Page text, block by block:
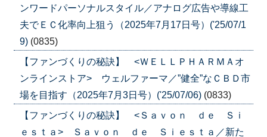
ンワードパーソナルスタイル／アナログ広告や導線工
夫でＥＣ化率向上狙う（2025年7月17日号）('25/07/1
9) (0835)
【ファンづくりの秘訣】 <ＷＥＬＬＰＨＡＲＭＡオ
ンラインストア> ウェルファーマ／”健全”なＣＢＤ市
場を目指す（2025年7月3日号）('25/07/06) (0833)
【ファンづくりの秘訣】 <Ｓａｖｏｎ ｄｅ Ｓｉ
ｅｓｔａ> Ｓａｖｏｎ ｄｅ Ｓｉｅｓｔａ／新た